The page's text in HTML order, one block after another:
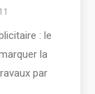
: le
la
par